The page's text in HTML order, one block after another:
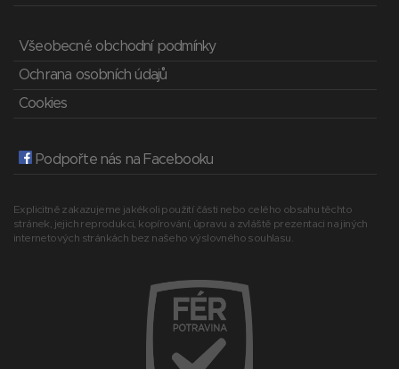
Všeobecné obchodní podmínky
Ochrana osobních údajů
Cookies
Podpořte nás na Facebooku
Explicitně zakazujeme jakékoli použití části nebo celého obsahu těchto
stránek, jejich reprodukci, kopírování, úpravu a zvláště prezentaci na jiných
internetových stránkách bez našeho výslovného souhlasu.